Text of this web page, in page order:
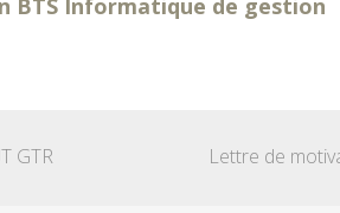
BTS Informatique de gestion
GTR